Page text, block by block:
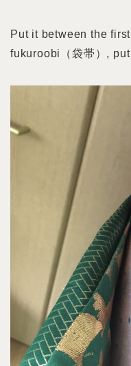
Put it between the
fukuroobi（袋帯）,